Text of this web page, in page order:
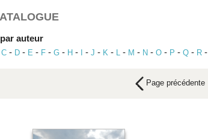
auteur
C - D - E - F - G - H - - J - K - L - M - N - O - P - Q - R -
Page précédente